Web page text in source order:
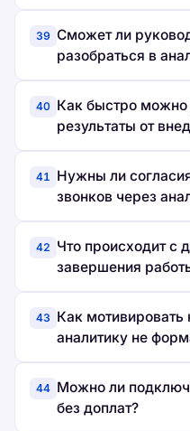
39 Сможет ли
разобраться в
40 Как быстро можно
результаты от
41 Нужны ли
звонков через
42 Что происходит с
завершения
43 Как мотивировать
аналитику не
44 Можно ли
без доплат?